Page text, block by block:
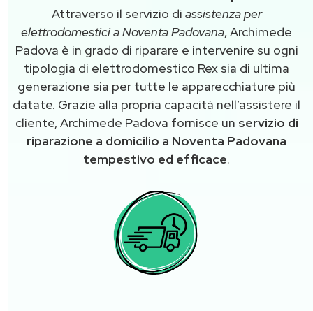
Attraverso il servizio di assistenza per
elettrodomestici a Noventa Padovana, Archimede
Padova è in grado di riparare e intervenire su ogni
tipologia di elettrodomestico Rex sia di ultima
generazione sia per tutte le apparecchiature più
datate. Grazie alla propria capacità nell’assistere il
cliente, Archimede Padova fornisce un servizio di
riparazione a domicilio a Noventa Padovana
tempestivo ed efficace.